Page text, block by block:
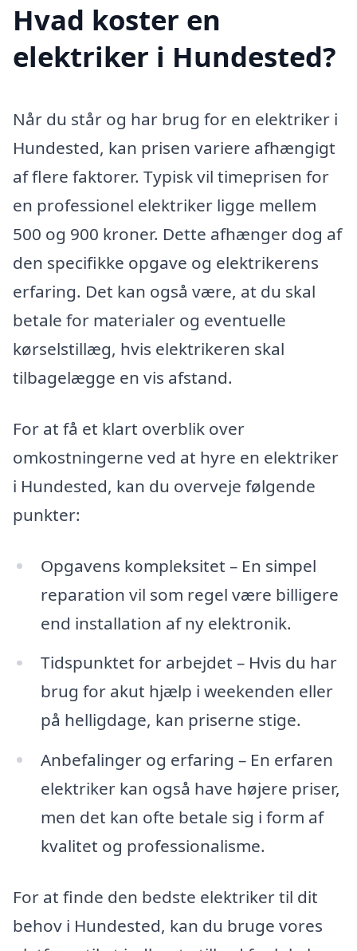
Hvad koster en
elektriker i Hundested?
Når du står og har brug for en elektriker i
Hundested, kan prisen variere afhængigt
af flere faktorer. Typisk vil timeprisen for
en professionel elektriker ligge mellem
500 og 900 kroner. Dette afhænger dog af
den specifikke opgave og elektrikerens
erfaring. Det kan også være, at du skal
betale for materialer og eventuelle
kørselstillæg, hvis elektrikeren skal
tilbagelægge en vis afstand.
For at få et klart overblik over
omkostningerne ved at hyre en elektriker
i Hundested, kan du overveje følgende
punkter:
Opgavens kompleksitet – En simpel
reparation vil som regel være billigere
end installation af ny elektronik.
Tidspunktet for arbejdet – Hvis du har
brug for akut hjælp i weekenden eller
på helligdage, kan priserne stige.
Anbefalinger og erfaring – En erfaren
elektriker kan også have højere priser,
men det kan ofte betale sig i form af
kvalitet og professionalisme.
For at finde den bedste elektriker til dit
behov i Hundested, kan du bruge vores